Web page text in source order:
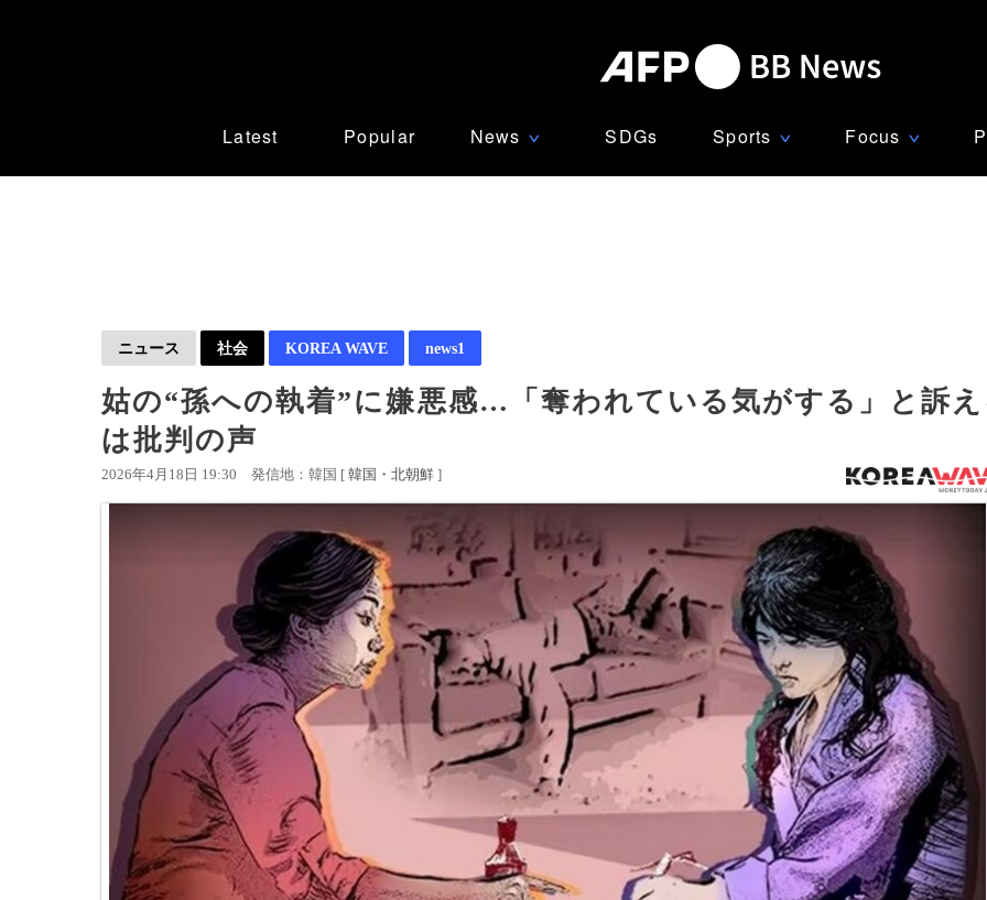
Latest Popular News ∨ SDGs Sports ∨ Focus ∨
ニュース 社会 KOREA WAVE news1
姑の“孫への執着”に嫌悪感…「奪われている気がする」と訴
は批判の声
2026年4月18日 19:30 発信地：韓国 [ 韓国・北朝鮮 ]